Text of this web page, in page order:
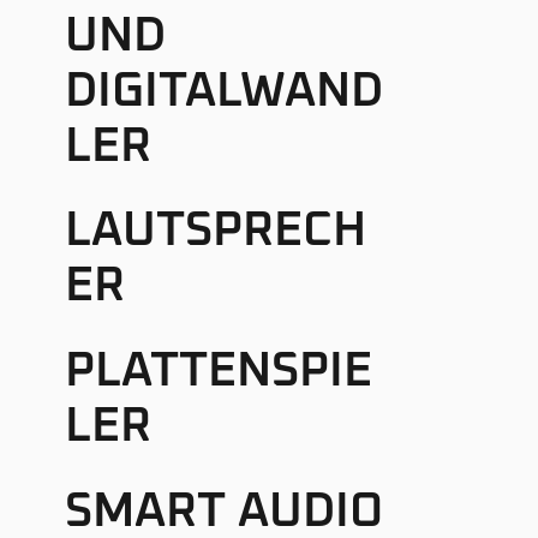
UND
DIGITALWAND
LER
LAUTSPRECH
ER
PLATTENSPIE
LER
SMART AUDIO